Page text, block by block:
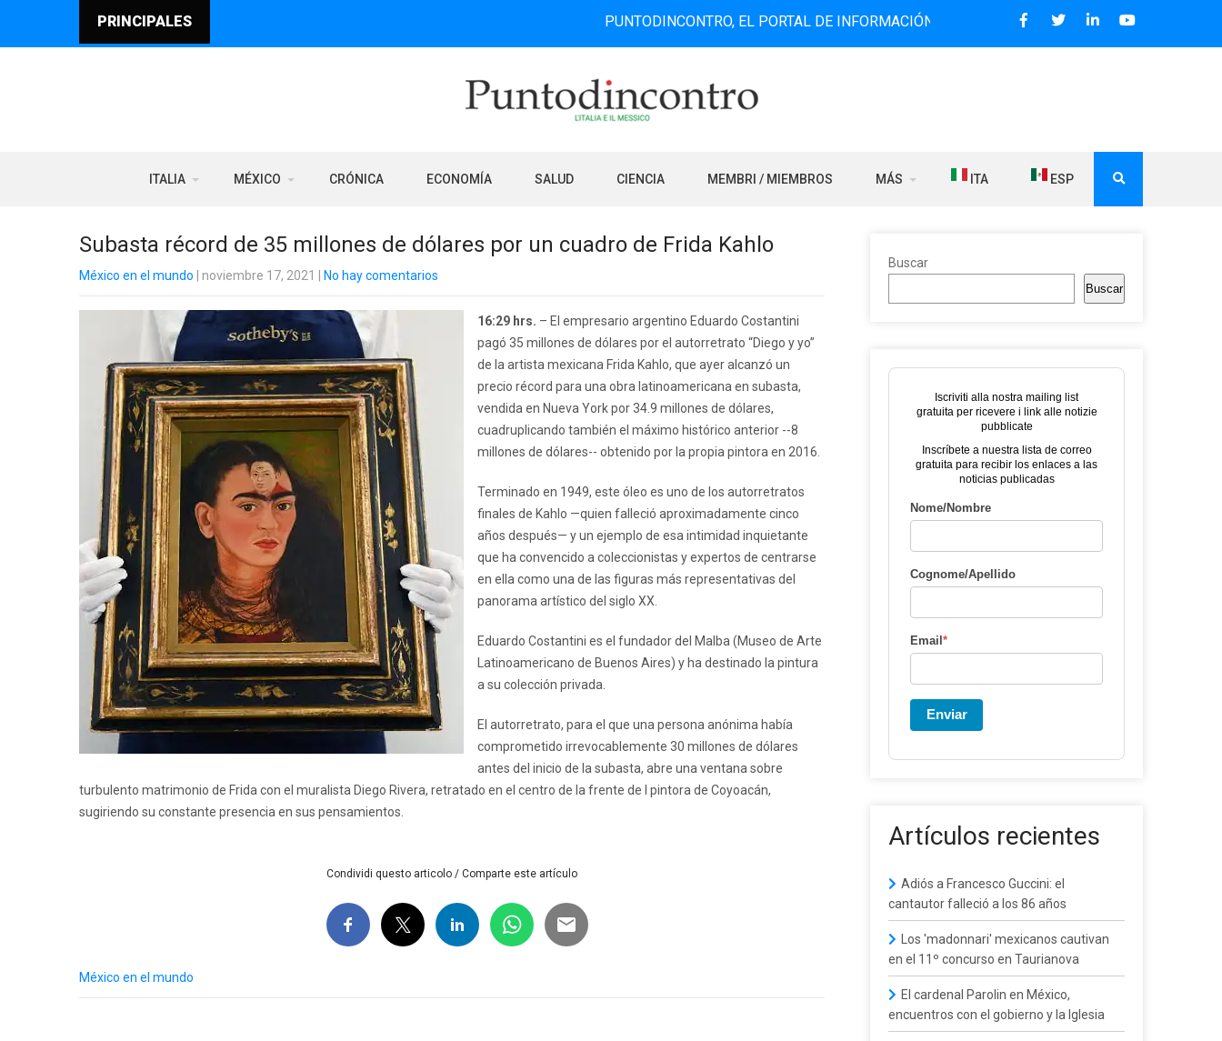
PRINCIPALES PUNTODINCONTRO, EL PORTAL DE INFORMACIÓN BILINGÜE QUE DESDE 2006 DIFUNDE NOTICIAS
ITALIA MÉXICO CRÓNICA ECONOMÍA SALUD CIENCIA MEMBRI / MIEMBROS MÁS ITA ESP
Subasta récord de 35 millones de dólares por un cuadro de Frida Kahlo
México en el mundo | noviembre 17, 2021 No hay comentarios
16:29 hrs. – El empresario argentino Eduardo Costantini
pagó 35 millones de dólares por el autorretrato “Diego y yo”
de la artista mexicana Frida Kahlo, que ayer alcanzó un
precio récord para una obra latinoamericana en subasta,
vendida en Nueva York por 34.9 millones de dólares,
cuadruplicando también el máximo histórico anterior --8
millones de dólares-- obtenido por la propia pintora en 2016.
Terminado en 1949, este óleo es uno de los autorretratos
finales de Kahlo —quien falleció aproximadamente cinco
años después— y un ejemplo de esa intimidad inquietante
que ha convencido a coleccionistas y expertos de centrarse
en ella como una de las figuras más representativas del
panorama artístico del siglo XX.
Eduardo Costantini es el fundador del Malba (Museo de Arte
Latinoamericano de Buenos Aires) y ha destinado la pintura
a su colección privada.
El autorretrato, para el que una persona anónima había
comprometido irrevocablemente 30 millones de dólares
antes del inicio de la subasta, abre una ventana sobre
turbulento matrimonio de Frida con el muralista Diego Rivera, retratado en el centro de la frente de l pintora de Coyoacán,
sugiriendo su constante presencia en sus pensamientos.
Condividi questo articolo / Comparte este artículo
México en el mundo
Buscar
Buscar
Iscriviti alla nostra mailing list
gratuita per ricevere i link alle notizie
pubblicate
Inscríbete a nuestra lista de correo
gratuita para recibir los enlaces a las
noticias publicadas
Nome/Nombre
Cognome/Apellido
Email *
Enviar
Artículos recientes
Adiós a Francesco Guccini: el
cantautor falleció a los 86 años
Los 'madonnari' mexicanos cautivan
en el 11º concurso en Taurianova
El cardenal Parolin en México,
encuentros con el gobierno y la Iglesia